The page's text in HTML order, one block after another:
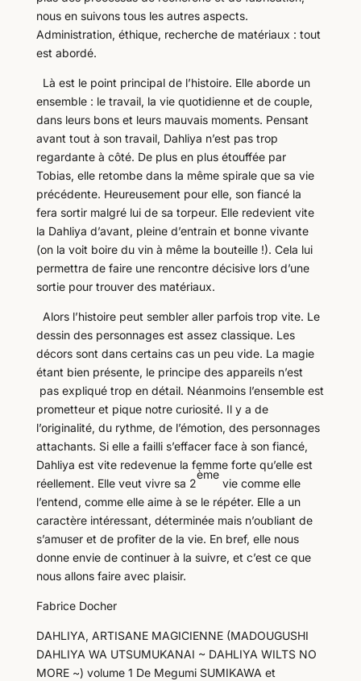
nous en suivons tous les autres aspects.
Administration, éthique, recherche de matériaux : tout
est abordé.
Là est le point principal de l’histoire. Elle aborde un
ensemble : le travail, la vie quotidienne et de couple,
dans leurs bons et leurs mauvais moments. Pensant
avant tout à son travail, Dahliya n’est pas trop
regardante à côté. De plus en plus étouffée par
Tobias, elle retombe dans la même spirale que sa vie
précédente. Heureusement pour elle, son fiancé la
fera sortir malgré lui de sa torpeur. Elle redevient vite
la Dahliya d’avant, pleine d’entrain et bonne vivante
(on la voit boire du vin à même la bouteille !). Cela lui
permettra de faire une rencontre décisive lors d’une
sortie pour trouver des matériaux.
Alors l’histoire peut sembler aller parfois trop vite. Le
dessin des personnages est assez classique. Les
décors sont dans certains cas un peu vide. La magie
étant bien présente, le principe des appareils n’est
pas expliqué trop en détail. Néanmoins l’ensemble est
prometteur et pique notre curiosité. Il y a de
l’originalité, du rythme, de l’émotion, des personnages
attachants. Si elle a failli s’effacer face à son fiancé,
Dahliya est vite redevenue la femme forte qu’elle est
réellement. Elle veut vivre sa 2
ème
vie comme elle
l’entend, comme elle aime à se le répéter. Elle a un
caractère intéressant, déterminée mais n’oubliant de
s’amuser et de profiter de la vie. En bref, elle nous
donne envie de continuer à la suivre, et c’est ce que
nous allons faire avec plaisir.
Fabrice Docher
DAHLIYA, ARTISANE MAGICIENNE (MADOUGUSHI
DAHLIYA WA UTSUMUKANAI ~ DAHLIYA WILTS NO
MORE ~) volume 1 De Megumi SUMIKAWA et